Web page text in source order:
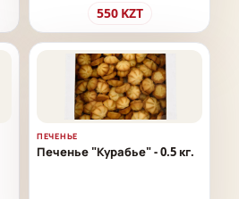
550 KZT
ПЕЧЕНЬЕ
Печенье "Курабье" - 0.5 кг.